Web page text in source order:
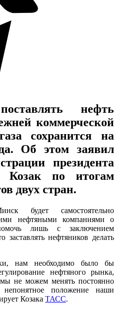
нефть
коммерческой
сохранится на
Об этом заявил
президента
Козак по итогам
двух стран.
будет самостоятельно
нефтяными компаниями о
лишь с заключением
нефтяников делать
нам необходимо было бы
нефтяного рынка,
не можем менять постоянно
положение наши
Козака ТАСС.